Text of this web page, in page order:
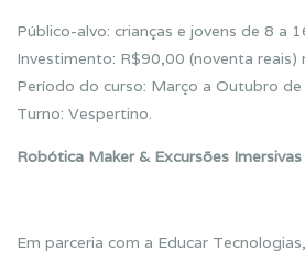
Público-alvo: crianças e jovens de 8 a
Investimento: R$90,00 (noventa reais)
Período do curso: Março a Outubro
Turno: Vespertino.
Robótica Maker & Excursões
Em parceria com a Educar